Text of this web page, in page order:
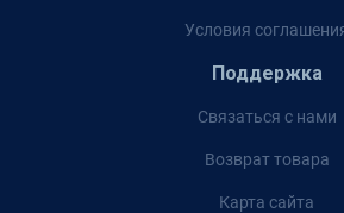
Условия
Поддержка
Связаться с нами
Возврат товара
Карта сайта